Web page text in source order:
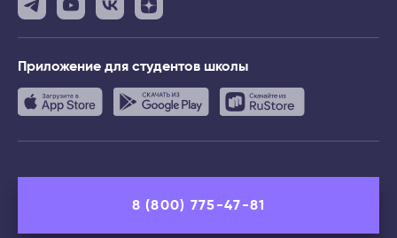
Приложение для студентов школы
8 (800) 775-47-81